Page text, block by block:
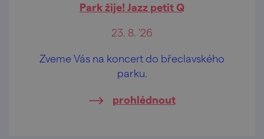
Park žije! Jazz petit Q
23. 8. '26
Zveme Vás na koncert do břeclavského
parku.
prohlédnout